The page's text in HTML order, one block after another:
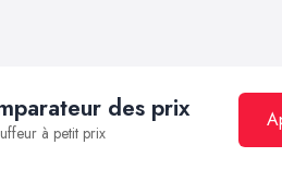
des prix
à petit prix